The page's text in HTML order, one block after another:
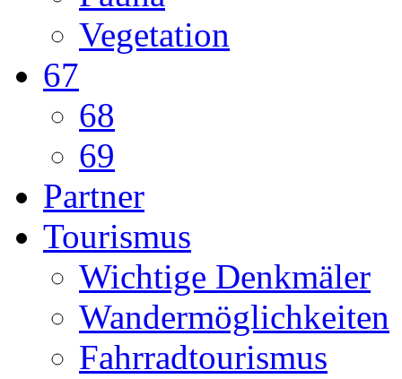
Vegetation
67
68
69
Partner
Tourismus
Wichtige Denkmäler
Wandermöglichkeiten
Fahrradtourismus